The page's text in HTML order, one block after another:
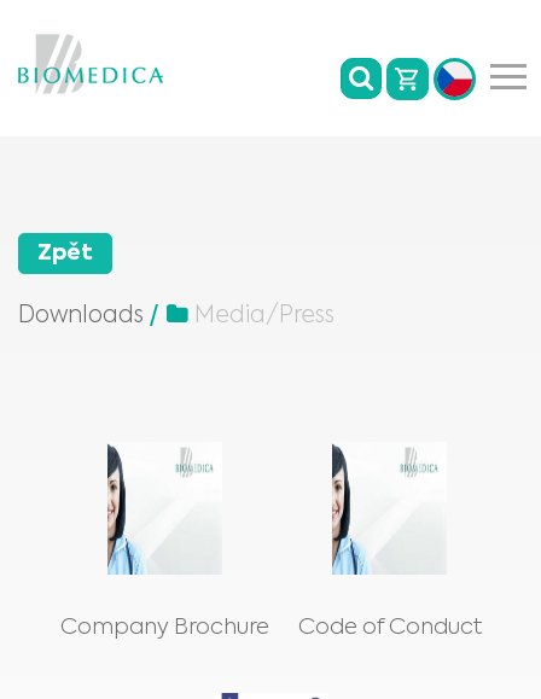
Zpět
Downloads Media/Press
Company Brochure Code of Conduct